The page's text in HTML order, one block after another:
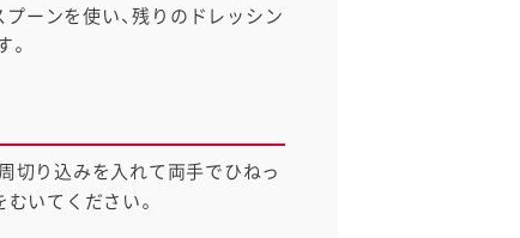
プーンを使い、残りのドレッシン
。
切り込みを入れて両手でひねっ
いてください。